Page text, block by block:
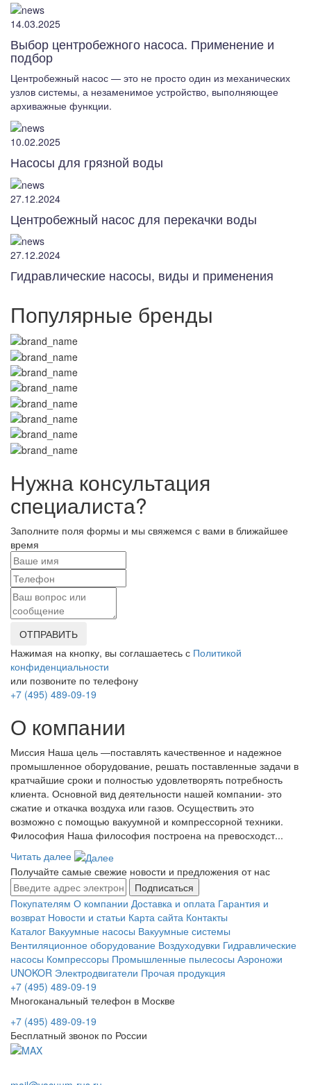
14.03.2025
Выбор центробежного насоса. Применение и
подбор
Центробежный насос — это не просто один из механических
узлов системы, а незаменимое устройство, выполняющее
архиважные функции.
10.02.2025
Насосы для грязной воды
27.12.2024
Центробежный насос для перекачки воды
27.12.2024
Гидравлические насосы, виды и применения
Популярные бренды
Нужна консультация
специалиста?
Заполните поля формы и мы свяжемся с вами в ближайшее
время
ОТПРАВИТЬ
Нажимая на кнопку, вы соглашаетесь с Политикой
конфиденциальности
или позвоните по телефону
+7 (495) 489-09-19
О компании
Миссия Наша цель ―поставлять качественное и надежное
промышленное оборудование, решать поставленные задачи в
кратчайшие сроки и полностью удовлетворять потребность
клиента. Основной вид деятельности нашей компании- это
сжатие и откачка воздуха или газов. Осуществить это
возможно с помощью вакуумной и компрессорной техники.
Философия Наша философия построена на превосходст...
Читать далее
Получайте самые свежие новости и предложения от нас
Подписаться
Покупателям О компании Доставка и оплата Гарантия и
возврат Новости и статьи Карта сайта Контакты
Каталог Вакуумные насосы Вакуумные системы
Вентиляционное оборудование Воздуходувки Гидравлические
насосы Компрессоры Промышленные пылесосы Аэроножи
UNOKOR Электродвигатели Прочая продукция
+7 (495) 489-09-19
Многоканальный телефон в Москве
+7 (495) 489-09-19
Бесплатный звонок по России